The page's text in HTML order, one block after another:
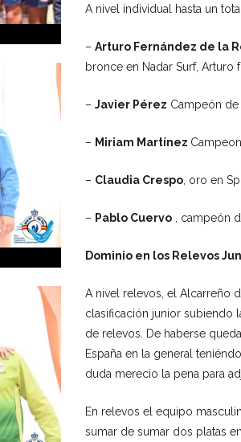
A nivel individual hasta un
– Arturo Fernández de la
bronce en Nadar Surf, Arturo
– Javier Pérez Campeón de
– Miriam Martínez
– Claudia Crespo, oro en
– Pablo Cuervo, campeón
Dominio en los Relevos
A nivel relevos, el Alcarreño
clasificación junior subiendo
de relevos. De haberse
España en la general
duda merecio la pena para
En relevos el equipo
sumar de sumar dos platas